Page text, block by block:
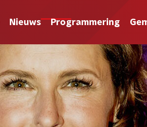
Nieuws Programmering